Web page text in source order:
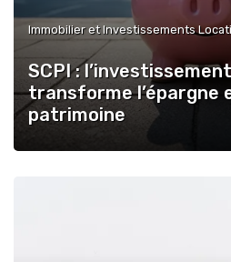
Immobilier et Investissements
SCPI :
transforme l’épargne
patrimoine